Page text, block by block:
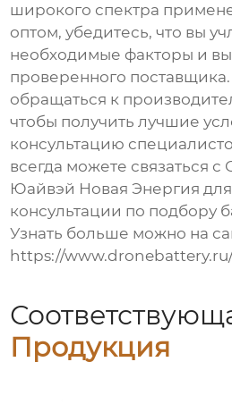
широкого спектра
оптом, убедитесь, что вы
необходимые факторы и
проверенного
обращаться к
чтобы получить лучшие
консультацию
всегда можете связаться
Юайвэй Новая Энергия
консультации по подбору
Узнать больше можно на
https://www.dronebattery.ru/
Продукция